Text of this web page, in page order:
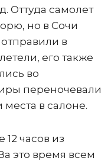
Оттуда самолет
но в Сочи
отправили в
его также
во
переночевали
места в салоне.
часов из
это время всем